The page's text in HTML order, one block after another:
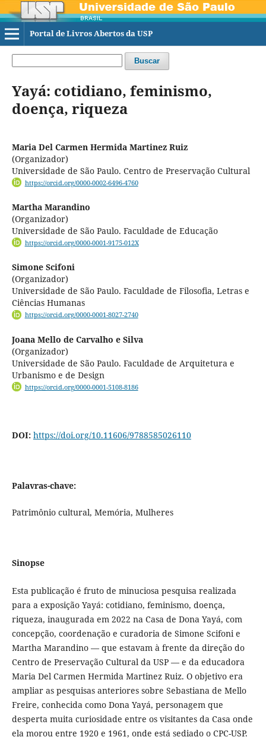
Portal de Livros Abertos da USP
Buscar
Yayá: cotidiano, feminismo,
doença, riqueza
Maria Del Carmen Hermida Martinez Ruiz
(Organizador)
Universidade de São Paulo. Centro de Preservação Cultural
https://orcid.org/0000-0002-6496-4760
Martha Marandino
(Organizador)
Universidade de São Paulo. Faculdade de Educação
https://orcid.org/0000-0001-9175-012X
Simone Scifoni
(Organizador)
Universidade de São Paulo. Faculdade de Filosofia, Letras e
Ciências Humanas
https://orcid.org/0000-0001-8027-2740
Joana Mello de Carvalho e Silva
(Organizador)
Universidade de São Paulo. Faculdade de Arquitetura e
Urbanismo e de Design
https://orcid.org/0000-0001-5108-8186
DOI: https://doi.org/10.11606/9788585026110
Palavras-chave:
Patrimônio cultural, Memória, Mulheres
Sinopse
Esta publicação é fruto de minuciosa pesquisa realizada
para a exposição Yayá: cotidiano, feminismo, doença,
riqueza, inaugurada em 2022 na Casa de Dona Yayá, com
concepção, coordenação e curadoria de Simone Scifoni e
Martha Marandino — que estavam à frente da direção do
Centro de Preservação Cultural da USP — e da educadora
Maria Del Carmen Hermida Martinez Ruiz. O objetivo era
ampliar as pesquisas anteriores sobre Sebastiana de Mello
Freire, conhecida como Dona Yayá, personagem que
desperta muita curiosidade entre os visitantes da Casa onde
ela morou entre 1920 e 1961, onde está sediado o CPC-USP.